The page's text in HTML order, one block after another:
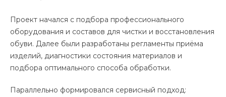
Проект начался с подбора профессионального
оборудования и составов для чистки и восстановления
обуви. Далее были разработаны регламенты приёма
изделий, диагностики состояния материалов и
подбора оптимального способа обработки.
Параллельно формировался сервисный подход: